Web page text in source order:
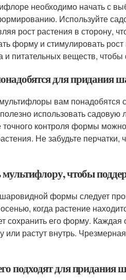
необходимо начать с
Используйте
рост растения в сторону,
форму и стимулировать
и питательных веществ,
для
вам понадобятся
использовать
контроля формы
Не забудьте перчатки,
мультифлору, чтобы
формы следует
когда растение
сохранить его форму.
растут внутрь.
подходят для